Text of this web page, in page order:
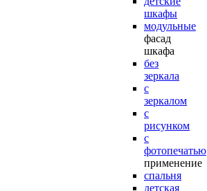
шкафы
модульные
фасад
шкафа
без
зеркала
с
зеркалом
с
рисунком
с
фотопечатью
применение
спальня
детская